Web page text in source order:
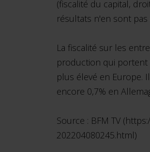
(fiscalité du capital,
résultats n'en sont pas
La fiscalité sur les
production qui portent
plus élevé en Europe.
encore 0,7% en
Source : BFM TV
202204080245.html)